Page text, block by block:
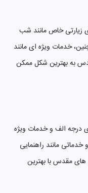
زیارتی خاص مانند شب
خدمات ویژه ای مانند
به بهترین شکل ممکن
درجه الف و خدمات ویژه
مانند راهنمایی
های مقدس با بهترین